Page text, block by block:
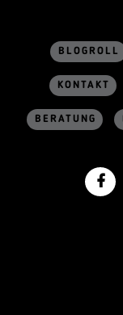
BLOGROLL
KONTAKT
BERATUNG